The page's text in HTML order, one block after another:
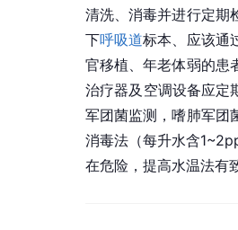
清洗、消毒并进行定期
下呼吸道标本、应该通
官移植、年老体弱的患
治疗器及空调设备应定
军团菌监测，嗜肺军团
消毒法（每升水含
在危险，提高水温法有